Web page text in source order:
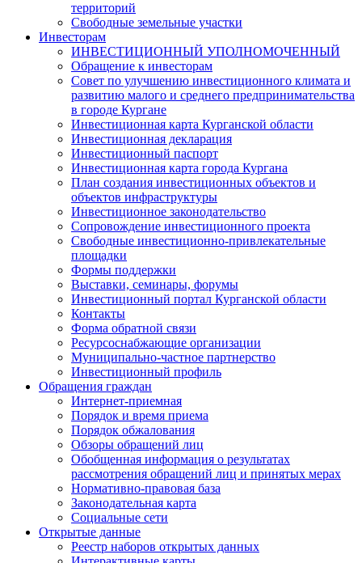
территорий
Свободные земельные участки
Инвесторам
ИНВЕСТИЦИОННЫЙ УПОЛНОМОЧЕННЫЙ
Обращение к инвесторам
Совет по улучшению инвестиционного климата и
развитию малого и среднего предпринимательства
в городе Кургане
Инвестиционная карта Курганской области
Инвестиционная декларация
Инвестиционный паспорт
Инвестиционная карта города Кургана
План создания инвестиционных объектов и
объектов инфраструктуры
Инвестиционное законодательство
Сопровождение инвестиционного проекта
Свободные инвестиционно-привлекательные
площадки
Формы поддержки
Выставки, семинары, форумы
Инвестиционный портал Курганской области
Контакты
Форма обратной связи
Ресурсоснабжающие организации
Муниципально-частное партнерство
Инвестиционный профиль
Обращения граждан
Интернет-приемная
Порядок и время приема
Порядок обжалования
Обзоры обращений лиц
Обобщенная информация о результатах
рассмотрения обращений лиц и принятых мерах
Нормативно-правовая база
Законодательная карта
Социальные сети
Открытые данные
Реестр наборов открытых данных